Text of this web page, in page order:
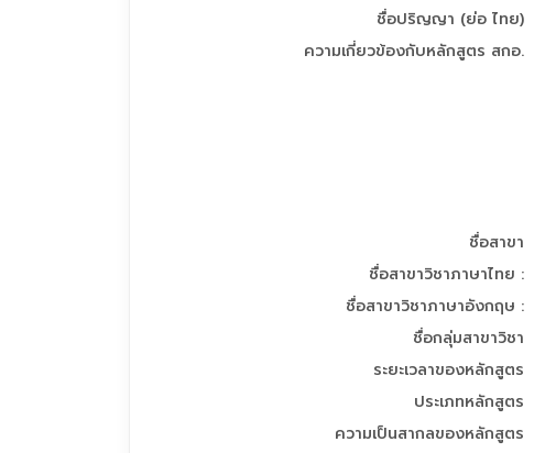
ชื่อปริญญา (ย่อ ไทย)
ความเกี่ยวข้องกับหลักสูตร สกอ.
ชื่อสาขา
ชื่อสาขาวิชาภาษาไทย :
ชื่อสาขาวิชาภาษาอังกฤษ :
ชื่อกลุ่มสาขาวิชา
ระยะเวลาของหลักสูตร
ประเภทหลักสูตร
ความเป็นสากลของหลักสูตร